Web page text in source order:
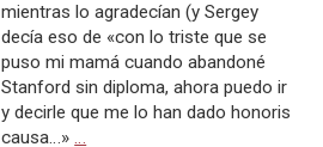
mientras lo agradecían (y Sergey
decía eso de «con lo triste que se
puso mi mamá cuando abandoné
Stanford sin diploma, ahora puedo ir
y decirle que me lo han dado honoris
causa…»…